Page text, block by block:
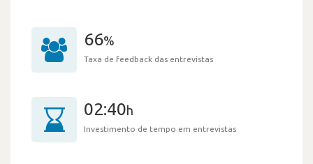
66%
Taxa de feedback das entrevistas
02:40h
Investimento de tempo em entrevistas